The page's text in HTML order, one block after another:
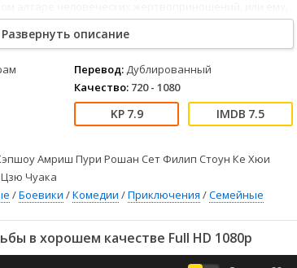
Фильмы из соцетей
цепких лап страха и разобраться со злодеями?
Развернуть описание
Перевод: Дублированный
Качество: 720 - 1080
7.9 7.5
Амриш Пури Рошан Сет Филип Стоун Ке Хюи
Чуака
/Боевики /Комедии /Приключения /Семейные
в хорошем качестве Full HD 1080p